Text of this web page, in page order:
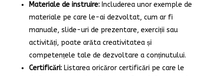
Materiale de instruire:Includerea unor exemple de
materiale pe care le-ai dezvoltat, cum ar fi
manuale, slide-uri de prezentare, exerciții sau
activități, poate arăta creativitatea și
competențele tale de dezvoltare a conținutului.
Certificări:Listarea oricăror certificări pe care le